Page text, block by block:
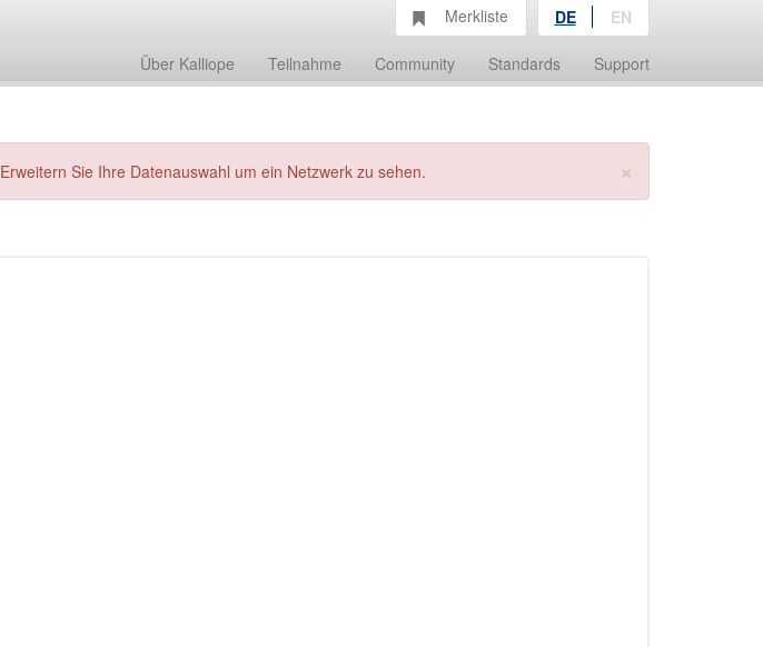
Über Kalliope Teilnahme Community Standards Support
Merkliste DE EN
×
Erweitern Sie Ihre Datenauswahl um ein Netzwerk zu sehen.